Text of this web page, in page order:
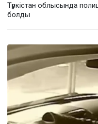
Түркістан облысында
болды